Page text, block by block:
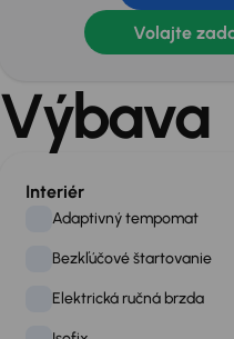
Volajte
Výbava
Interiér
Adaptivný tempomat
Bezkľúčové štartovanie
Elektrická ručná brzda